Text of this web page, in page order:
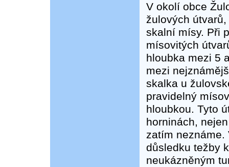
V okolí obce
žulových
skalní mísy. Při
mísovitých
hloubka mezi 5
mezi
skalka u
pravidelný
hloubkou. Tyto
horninách,
zatím neznáme.
důsledku težby
neukázněným